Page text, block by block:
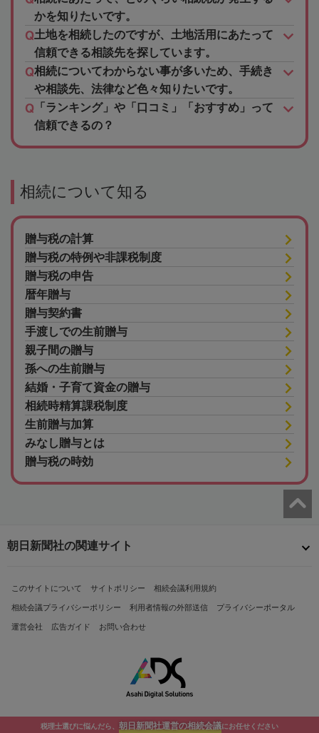
かを知りたいです。
土地を相続したのですが、土地活用にあたって
信頼できる相談先を探しています。
相続についてわからない事が多いため、手続き
や相談先、法律など色々知りたいです。
「ランキング」や「口コミ」「おすすめ」って
信頼できるの？
相続について知る
贈与税の計算
贈与税の特例や非課税制度
贈与税の申告
暦年贈与
贈与契約書
手渡しでの生前贈与
親子間の贈与
孫への生前贈与
結婚・子育て資金の贈与
相続時精算課税制度
生前贈与加算
みなし贈与とは
贈与税の時効
税理士選びに悩んだら、 朝日新聞社運営の相続会議にお任せください
朝日新聞社の関連サイト
このサイトについて サイトポリシー 相続会議利用規約
相続会議プライバシーポリシー 利用者情報の外部送信 プライバシーポータル
運営会社 広告ガイド お問い合わせ
Copyright© The Asahi Shimbun Company. All Rights Reserved.